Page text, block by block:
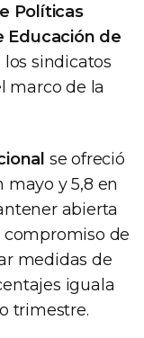
Políticas
Educación de
sindicatos
marco de la
se ofreció
y 5,8 en
abierta
compromiso de
medidas de
iguala
trimestre.